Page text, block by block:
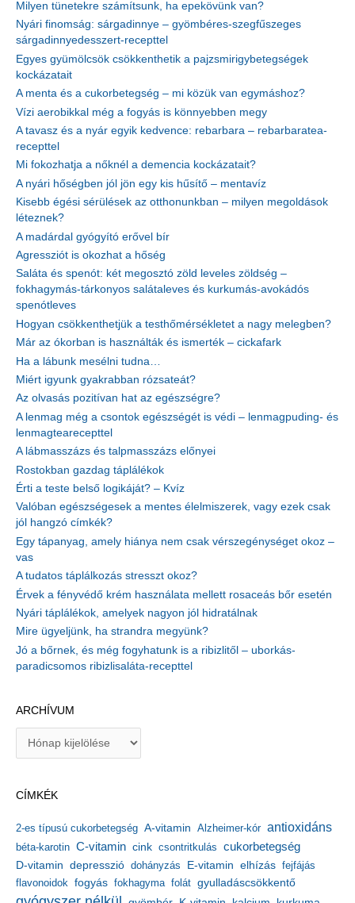
Milyen tünetekre számítsunk, ha epekövünk van?
Nyári finomság: sárgadinnye – gyömbéres-szegfűszeges
sárgadinnyedesszert-recepttel
Egyes gyümölcsök csökkenthetik a pajzsmirigybetegségek
kockázatait
A menta és a cukorbetegség – mi közük van egymáshoz?
Vízi aerobikkal még a fogyás is könnyebben megy
A tavasz és a nyár egyik kedvence: rebarbara – rebarbaratea-
recepttel
Mi fokozhatja a nőknél a demencia kockázatait?
A nyári hőségben jól jön egy kis hűsítő – mentavíz
Kisebb égési sérülések az otthonunkban – milyen megoldások
léteznek?
A madárdal gyógyító erővel bír
Agressziót is okozhat a hőség
Saláta és spenót: két megosztó zöld leveles zöldség –
fokhagymás-tárkonyos salátaleves és kurkumás-avokádós
spenótleves
Hogyan csökkenthetjük a testhőmérsékletet a nagy melegben?
Már az ókorban is használták és ismerték – cickafark
Ha a lábunk mesélni tudna…
Miért igyunk gyakrabban rózsateát?
Az olvasás pozitívan hat az egészségre?
A lenmag még a csontok egészségét is védi – lenmagpuding- és
lenmagtearecepttel
A lábmasszázs és talpmasszázs előnyei
Rostokban gazdag táplálékok
Érti a teste belső logikáját? – Kvíz
Valóban egészségesek a mentes élelmiszerek, vagy ezek csak
jól hangzó címkék?
Egy tápanyag, amely hiánya nem csak vérszegénységet okoz –
vas
A tudatos táplálkozás stresszt okoz?
Érvek a fényvédő krém használata mellett rosaceás bőr esetén
Nyári táplálékok, amelyek nagyon jól hidratálnak
Mire ügyeljünk, ha strandra megyünk?
Jó a bőrnek, és még fogyhatunk is a ribizlitől – uborkás-
paradicsomos ribizlisaláta-recepttel
ARCHÍVUM
í
u
m
CÍMKÉK
2-es típusú cukorbetegség A-vitamin Alzheimer-kór antioxidáns
béta-karotin C-vitamin cink csontritkulás cukorbetegség
D-vitamin depresszió dohányzás E-vitamin elhízás fejfájás
flavonoidok fogyás fokhagyma folát gyulladáscsökkentő